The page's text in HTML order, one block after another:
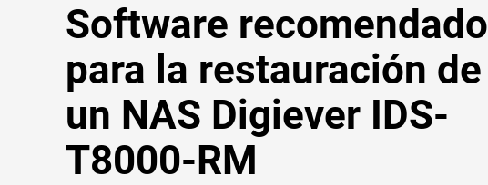
Software recomendado
para la restauración de
un NAS Digiever IDS-
T8000-RM